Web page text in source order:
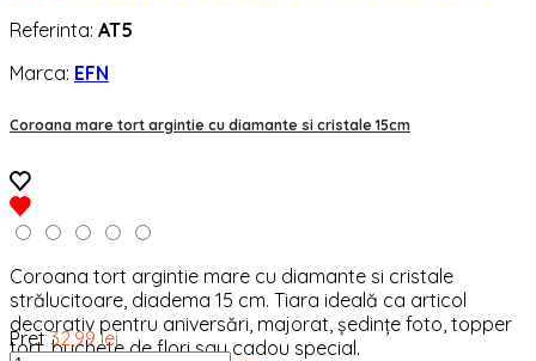
Referinta: AT5
Marca: EFN
Coroana mare tort argintie cu diamante si cristale 15cm
Coroana tort argintie mare cu diamante si cristale
strălucitoare, diadema 15 cm. Tiara ideală ca articol
decorativ pentru aniversări, majorat, ședințe foto, topper
tort, buchete de flori sau cadou special.
Pret 32,99 lei